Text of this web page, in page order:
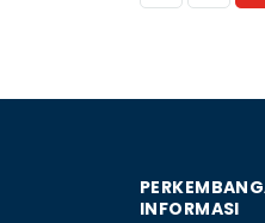
INFORMASI